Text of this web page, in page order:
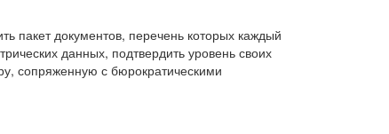
пакет документов, перечень которых каждый
данных, подтвердить уровень своих
сопряженную с бюрократическими